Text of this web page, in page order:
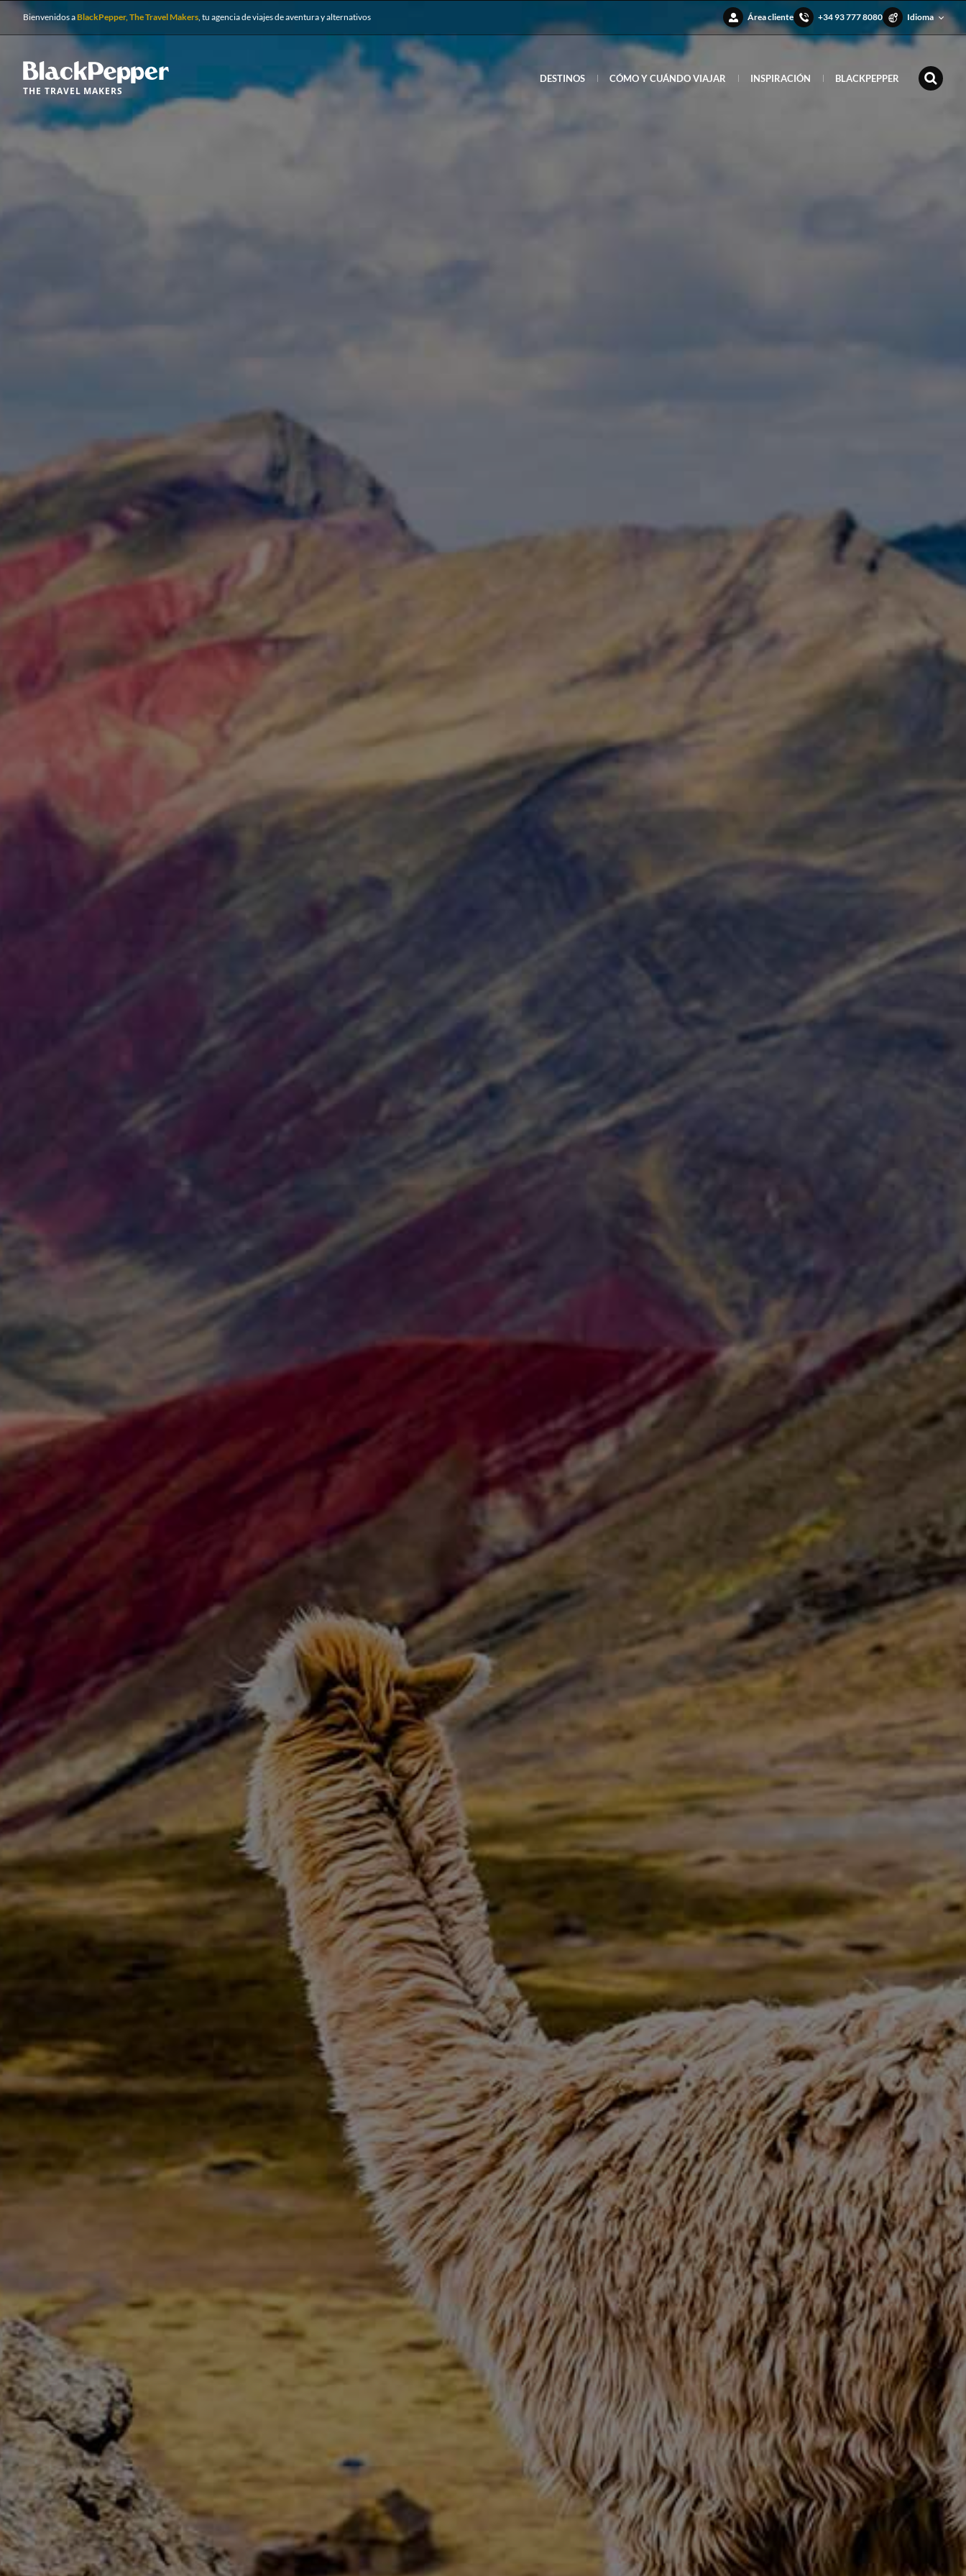
Bienvenidos aBlackPepper, The Travel Makers, tu agencia de viajes de aventura y alternativos Área cliente +34 93 777 8080 Idioma
THE TRAVEL MAKERS
DESTINOS CÓMO Y CUÁNDO VIAJAR INSPIRACIÓN BLACKPEPPER